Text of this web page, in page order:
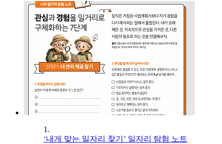
1.
‘내게 맞는 일자리 찾기’ 일자리 탐험 노트